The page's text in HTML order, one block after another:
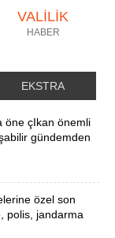
VALİLİK
HABER
EKSTRA
öne çIkan önemli
gündemden
özel son
polis, jandarma